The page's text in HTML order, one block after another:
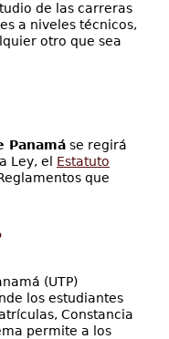
de las carreras
a niveles técnicos,
otro que sea
Panamá se regirá
Ley, el Estatuto
que
(UTP)
los estudiantes
Constancia
permite a los